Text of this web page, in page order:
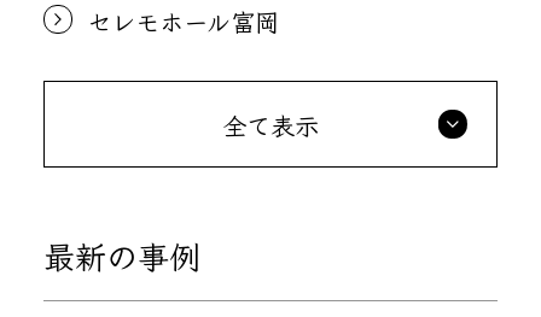
セレモホール富岡
全て表示
最新の事例